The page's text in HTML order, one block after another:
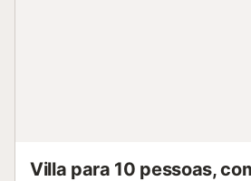
Villa para 10 pessoas,